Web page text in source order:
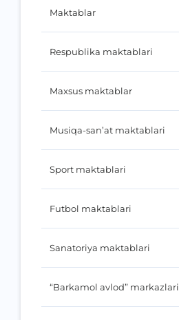
Maktablar
Respublika maktablari
Maxsus maktablar
Musiqa-san’at maktablari
Sport maktablari
Futbol maktablari
Sanatoriya maktablari
“Barkamol avlod” markazlari